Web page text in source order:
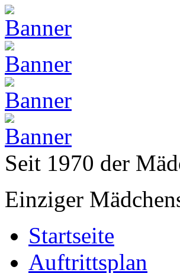
Seit 1970 der
Einziger
Startseite
Auftrittsplan